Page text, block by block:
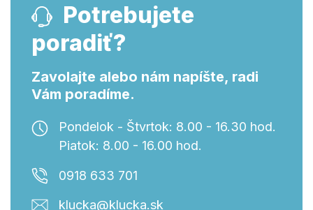
Potrebujete
poradiť?
Zavolajte alebo nám napíšte, radi
Vám poradíme.
Pondelok - Štvrtok: 8.00 - 16.30 hod.
Piatok: 8.00 - 16.00 hod.
0918 633 701
klucka@klucka.sk